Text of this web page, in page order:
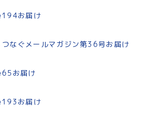
お届け
なぐメールマガジン第36号お届け
お届け
お届け